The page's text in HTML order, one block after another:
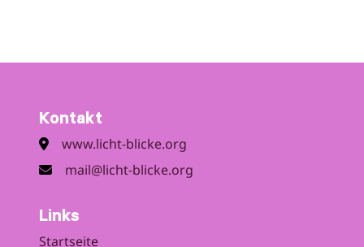
Kontakt
www.licht-blicke.org
mail@licht-blicke.org
Links
Startseite